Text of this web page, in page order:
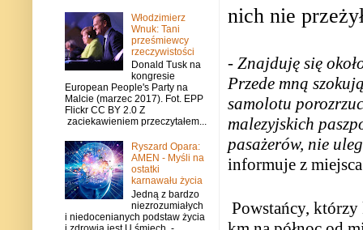
nich nie
- Znajduję się
Przede mną
samolotu
malezyjskich
pasażerów, nie
informuje z
Powstańcy, którzy
Włodzimierz
Wnuk: Tani
prześmiewcy
rzeczywistości
Donald Tusk na
kongresie
European People's Party na
Malcie (marzec 2017). Fot. EPP
Flickr CC BY 2.0 Z
zaciekawieniem przeczytałem...
Ryszard Opara:
AMEN - Myśli na
ostatki
karnawału życia
Jedną z bardzo
niezrozumiałych
i niedocenianych podstaw życia